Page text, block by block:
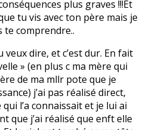
plus graves !!!Et
tu vis avec ton père mais je
te comprendre..
veux dire, et c’est dur. En fait
» (en plus c ma mère qui
de ma mllr pote que je
j’ai pas réalisé direct,
l’a connaissait et je lui ai
que j’ai réalisé que enft elle